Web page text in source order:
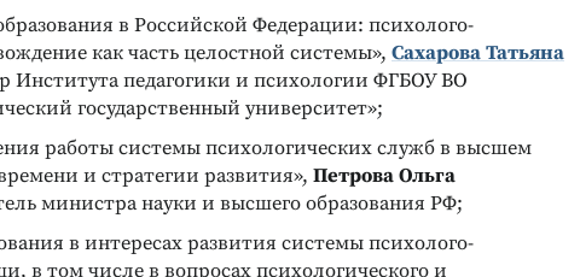
в Российской Федерации: психолого-
как часть целостной системы», Сахарова Татьяна
Института педагогики и психологии ФГБОУ ВО
государственный университет»;
работы системы психологических служб в высшем
и стратегии развития», Петрова Ольга
министра науки и высшего образования РФ;
в интересах развития системы психолого-
в том числе в вопросах психологического и
ДИАГНОСТИКА ИНТЕЛЛЕКТУАЛЬНЫХ И
Тест Векслера (взрослый
вариант)
Измерение уровня развития
Подробнее